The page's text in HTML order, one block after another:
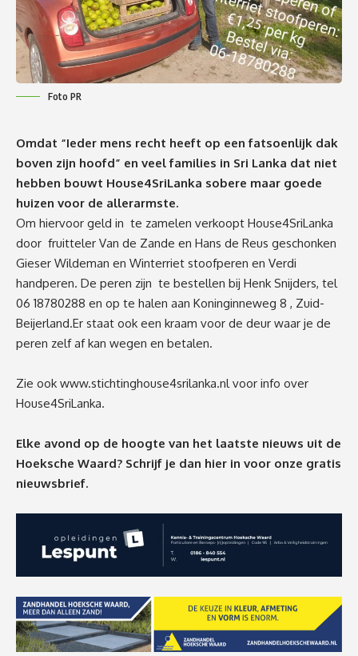
Foto PR
Omdat “Ieder mens recht heeft op een fatsoenlijk dak
boven zijn hoofd” en veel families in Sri Lanka dat niet
hebben bouwt House4SriLanka sobere maar goede
huizen voor de allerarmste.
Om hiervoor geld in te zamelen verkoopt House4SriLanka
door fruitteler Van de Zande en Hans de Reus geschonken
Gieser Wildeman en Winterriet stoofperen en Verdi
handperen. De peren zijn te bestellen bij Henk Snijders, tel
06 18780288 en op te halen aan Koninginneweg 8 , Zuid-
Beijerland.Er staat ook een kraam voor de deur waar je de
peren zelf af kan wegen en betalen.
Zie ook www.stichtinghouse4srilanka.nlvoor info over
House4SriLanka.
Elke avond op de hoogte van het laatste nieuws uit de
Hoeksche Waard? Schrijf je dan hier in voor onze gratis
nieuwsbrief.